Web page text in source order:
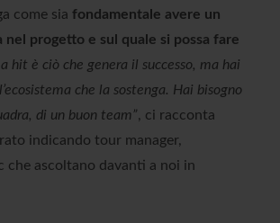
come sia fondamentale avere un
nel progetto e sul quale si possa fare
hit è ciò che genera il successo, ma hai
che la sostenga. Hai bisogno
di un buon team”, ci racconta
indicando tour manager,
che ascoltano davanti a noi in